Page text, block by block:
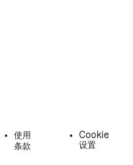
使用
条款
Cookie
设置